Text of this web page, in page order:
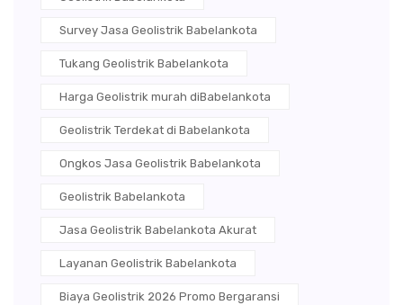
Survey Jasa Geolistrik Babelankota
Tukang Geolistrik Babelankota
Harga Geolistrik murah diBabelankota
Geolistrik Terdekat di Babelankota
Ongkos Jasa Geolistrik Babelankota
Geolistrik Babelankota
Jasa Geolistrik Babelankota Akurat
Layanan Geolistrik Babelankota
Biaya Geolistrik 2026 Promo Bergaransi